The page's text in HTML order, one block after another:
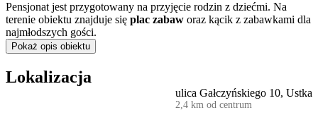
Pensjonat jest przygotowany na przyjęcie rodzin z dziećmi. Na
terenie obiektu znajduje się plac zabaw oraz kącik z zabawkami dla
najmłodszych gości.
Z myślą o komforcie rodziców podróżujących z małymi dziećmi,
udostępniono szereg praktycznych udogodnień. Na wyposażeniu
znajdują się między innymi wanienki do kąpieli, pościel dziecięca
oraz zabawki. Istnieje również możliwość podgrzania posiłków dla
niemowląt, a za dodatkową opłatą można wynająć łóżeczko
Pokaż opis obiektu
Lokalizacja
ulica Gałczyńskiego 10, Ustka
2,4 km od centrum